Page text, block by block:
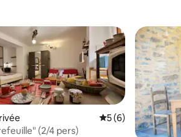
Évaluation
5 (6)
(2/4 pers)